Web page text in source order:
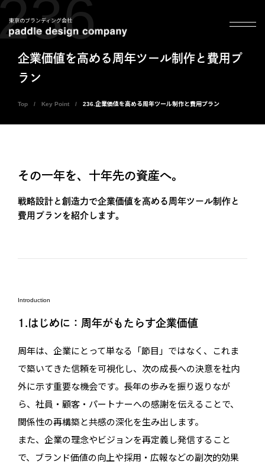
東京のブランディング会社
企業価値を高める周年ツール制作と費用プ
ラン
Top Key Point 236.企業価値を高める周年ツール制作と費用プラン
その一年を、十年先の資産へ。
戦略設計と創造力で企業価値を高める周年ツール制作と
費用プランを紹介します。
Introduction
1.はじめに：周年がもたらす企業価値
周年は、企業にとって単なる「節目」ではなく、これま
で築いてきた信頼を可視化し、次の成長への決意を社内
外に示す重要な機会です。長年の歩みを振り返りなが
ら、社員・顧客・パートナーへの感謝を伝えることで、
関係性の再構築と共感の深化を生み出します。
また、企業の理念やビジョンを再定義し発信すること
で、ブランド価値の向上や採用・広報などの副次的効果